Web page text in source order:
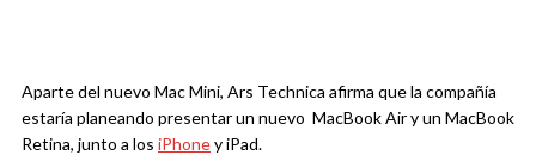
Aparte del nuevo Mac Mini, Ars Technica afirma que la compañía
estaría planeando presentar un nuevo MacBook Air y un MacBook
Retina, junto a los iPhoney iPad.